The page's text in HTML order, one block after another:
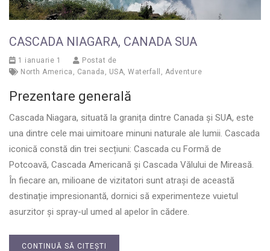
CASCADA NIAGARA, CANADA SUA
1 ianuarie 1
Postat de
North America
Canada USA Waterfall Adventure
Prezentare generală
Cascada Niagara, situată la granița dintre Canada și SUA, este
una dintre cele mai uimitoare minuni naturale ale lumii. Cascada
iconică constă din trei secțiuni: Cascada cu Formă de
Potcoavă, Cascada Americană și Cascada Vălului de Mireasă.
În fiecare an, milioane de vizitatori sunt atrași de această
destinație impresionantă, dornici să experimenteze vuietul
asurzitor și spray-ul umed al apelor în cădere.
CONTINUĂ SĂ CITEȘTI